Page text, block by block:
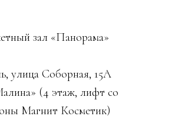
зал «Панорама»
улица Соборная, 15А
(4 этаж, лифт со
Магнит Косметик)